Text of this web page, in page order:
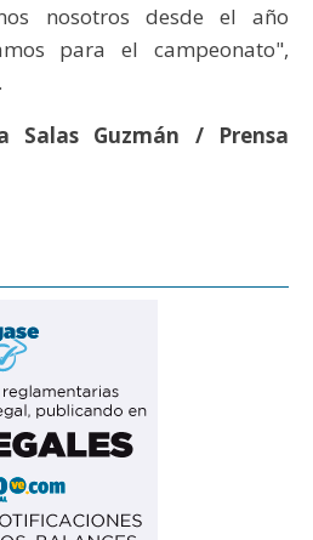
nosotros desde el año
para el campeonato",
Salas Guzmán / Prensa